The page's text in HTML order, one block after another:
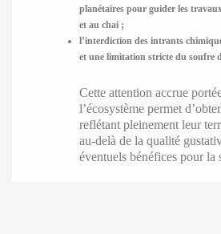
planétaires pour guider les
et au chai ;
l’interdiction des intrants
et une limitation stricte du soufre
Cette attention accrue
l’écosystème permet
reflétant pleinement leur
au-delà de la qualité
éventuels bénéfices pour la